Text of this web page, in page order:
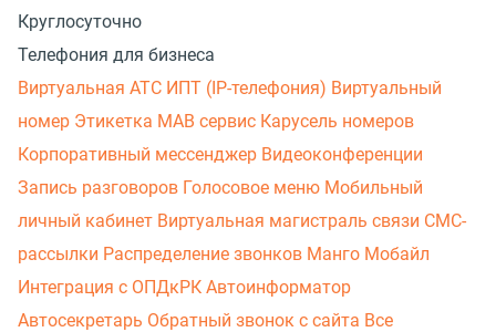
Круглосуточно
Телефония для бизнеса
Виртуальная АТС ИПТ (IP-телефония) Виртуальный
номер Этикетка МАВ сервис Карусель номеров
Корпоративный мессенджер Видеоконференции
Запись разговоров Голосовое меню Мобильный
личный кабинет Виртуальная магистраль связи СМС-
рассылки Распределение звонков Манго Мобайл
Интеграция с ОПДкРК Автоинформатор
Автосекретарь Обратный звонок с сайта Все